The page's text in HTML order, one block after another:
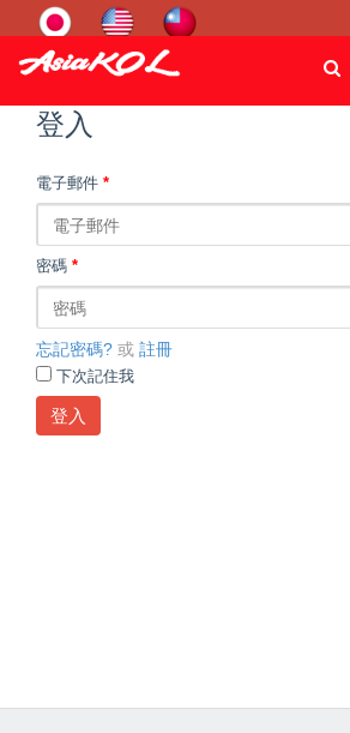
登入
電子郵件 *
密碼 *
忘記密碼? 或 註冊
下次記住我
登入